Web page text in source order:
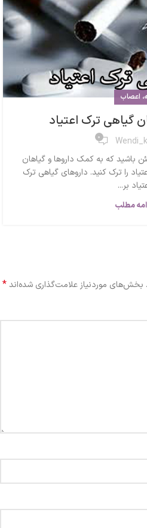
اعصاب
گیاهی ترک اعتیاد
0
باشید که به کمک داروها و گیاهان
اعتیاد را ترک کنید. داروهای گیاهی ترک
بر...
مطلب
بخش‌های موردنیاز علامت‌گذاری شده‌اند*